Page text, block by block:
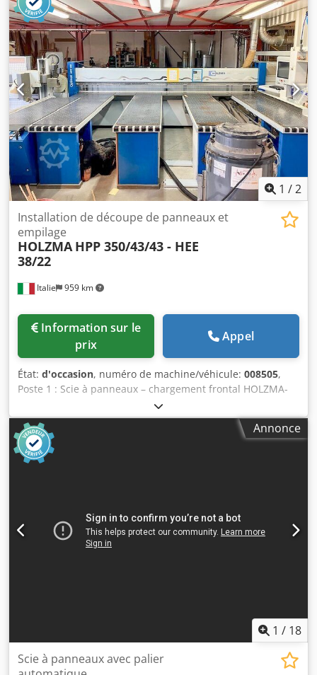
1 /2
Italie 959 km
Installation de découpe de panneaux et
empilage
HOLZMA HPP 350/43/43 - HEE
38/22
prix
Appel
État: d'occasion, numéro de machine/véhicule: 008505,
Poste 1 : Scie à panneaux – chargement frontal HOLZMA-
HPP 350/43/43 - HEE 38/22 Poste 2 : Table élévatrice
HOLZMA-HPP 350/43/43 - HEE 38/22 Dsdpjy Hcd Sofx
Ahmjck
Annonce
1 / 18
Scie à panneaux avec palier